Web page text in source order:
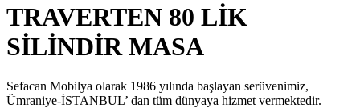
TRAVERTEN 80 LİK
SİLİNDİR MASA
Sefacan Mobilya olarak 1986 yılında başlayan serüvenimiz,
Ümraniye-İSTANBUL’ dan tüm dünyaya hizmet vermektedir.